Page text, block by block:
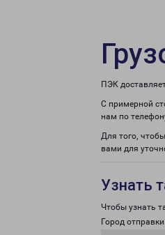
ПЭК
С примерной
нам по
Для того,
вами для
Узнать
Чтобы узнать
Город отправки